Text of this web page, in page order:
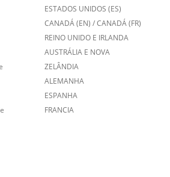
CANADÁ (EN)/CANADÁ (FR)
REINO UNIDO E IRLANDA
AUSTRÁLIA E NOVA
ZELÂNDIA
ALEMANHA
ESPANHA
FRANCIA